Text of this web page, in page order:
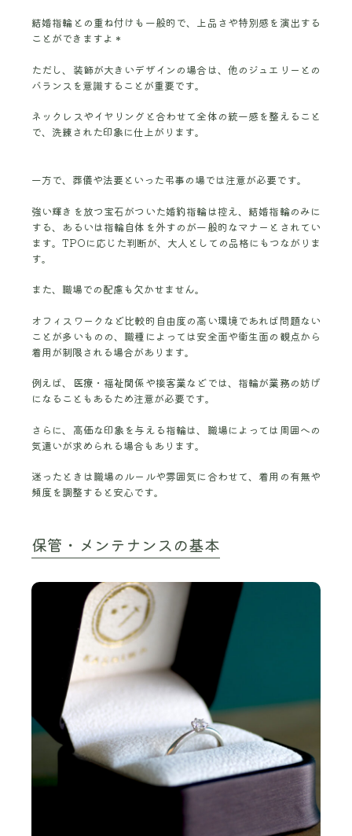
結婚指輪との重ね付けも一般的で、上品さや特別感を演出する
ことができますよ＊
ただし、装飾が大きいデザインの場合は、他のジュエリーとの
バランスを意識することが重要です。
ネックレスやイヤリングと合わせて全体の統一感を整えること
で、洗練された印象に仕上がります。
一方で、葬儀や法要といった弔事の場では注意が必要です。
強い輝きを放つ宝石がついた婚約指輪は控え、結婚指輪のみに
する、あるいは指輪自体を外すのが一般的なマナーとされてい
ます。TPOに応じた判断が、大人としての品格にもつながりま
す。
また、職場での配慮も欠かせません。
オフィスワークなど比較的自由度の高い環境であれば問題ない
ことが多いものの、職種によっては安全面や衛生面の観点から
着用が制限される場合があります。
例えば、医療・福祉関係や接客業などでは、指輪が業務の妨げ
になることもあるため注意が必要です。
さらに、高価な印象を与える指輪は、職場によっては周囲への
気遣いが求められる場合もあります。
迷ったときは職場のルールや雰囲気に合わせて、着用の有無や
頻度を調整すると安心です。
保管・メンテナンスの基本